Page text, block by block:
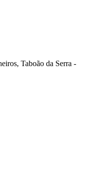
Taboão da Serra -